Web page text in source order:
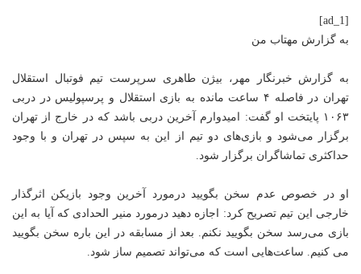
[ad_1]
به گزارش مهتاب من
به گزارش خبرنگار مهر، بیژن طاهری سرپرست تیم فوتبال استقلال
تهران در فاصله ۴ ساعت مانده به بازی استقلال و پرسپولیس در دربی
۱۰۶۳ پایتخت او گفت: امیدوارم آخرین دربی باشد که در خارج از تهران
برگزار می‌شود و بازی‌های دو تیم از این به سپس در تهران و با وجود
حداکثری تماشاگران برگزار شود.
او در خصوص عدم سخن بگویید درمورد آخرین وجود بازیکن اثرگذار
خارجی این تیم تصریح کرد: اجازه دهید درمورد منیر
الحدادی که آیا به این
بازی می‌رسد سخن بگویید نکنم. بعد از مسابقه در این باره سخن بگویید
می کنیم. ساعت‌هایی است که می‌تواند تصمیم ساز شود.